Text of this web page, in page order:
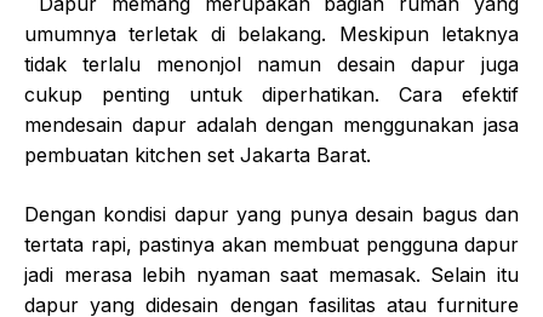
umumnya terletak di belakang. Meskipun letaknya
tidak terlalu menonjol namun desain dapur juga
cukup penting untuk diperhatikan. Cara efektif
mendesain dapur adalah dengan menggunakan jasa
pembuatan kitchen set Jakarta Barat.
Dengan kondisi dapur yang punya desain bagus dan
tertata rapi, pastinya akan membuat pengguna dapur
jadi merasa lebih nyaman saat memasak. Selain itu
dapur yang didesain dengan fasilitas atau furniture